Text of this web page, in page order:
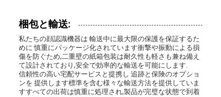
梱包と輸送:
私たちの顔認識機器は 輸送中に最大限の保護を保証するた
めに 慎重にパッケージ化されています衝撃や振動による損
傷を防ぐため,二重壁の紙箱包装は耐久性も軽さも兼ね備え
て設計されており,安全で効率的な輸送を可能にします.
信頼性の高い宅配サービスと提携し 追跡と保険のオプショ
ンを 提供します標準を含む様々な輸送方法を提供していま
すすべての出荷は慎重に処理され,製品が完璧な状態で到着